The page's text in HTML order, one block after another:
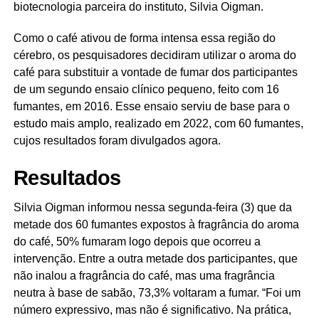
biotecnologia parceira do instituto, Silvia Oigman.
Como o café ativou de forma intensa essa região do
cérebro, os pesquisadores decidiram utilizar o aroma do
café para substituir a vontade de fumar dos participantes
de um segundo ensaio clínico pequeno, feito com 16
fumantes, em 2016. Esse ensaio serviu de base para o
estudo mais amplo, realizado em 2022, com 60 fumantes,
cujos resultados foram divulgados agora.
Resultados
Silvia Oigman informou nessa segunda-feira (3) que da
metade dos 60 fumantes expostos à fragrância do aroma
do café, 50% fumaram logo depois que ocorreu a
intervenção. Entre a outra metade dos participantes, que
não inalou a fragrância do café, mas uma fragrância
neutra à base de sabão, 73,3% voltaram a fumar. “Foi um
número expressivo, mas não é significativo. Na prática,